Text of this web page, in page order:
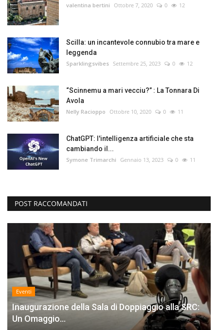
valentina bertini Ottobre 7, 2020 0 12
Scilla: un incantevole connubio tra mare e
leggenda
Sparklingsvibes Settembre 25, 2023 0 12
“Scinnemu a mari vecciu?” : La Tonnara Di
Avola
Nelly Racioppo Ottobre 10, 2020 0 11
ChatGPT: l'intelligenza artificiale che sta
cambiando il...
Symone Trimarchi Gennaio 13, 2023 0 11
POST RACCOMANDATI
Eventi
Inaugurazione della Sala di Doppiaggio alla SRC:
Un Omaggio...